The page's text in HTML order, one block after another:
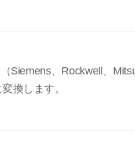
Siemens、Rockwell、
換します。